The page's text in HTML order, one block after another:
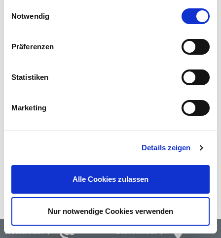
Notwendig
Präferenzen
Statistiken
Marketing
Details zeigen
Alle Cookies zulassen
Nur notwendige Cookies verwenden
funktionell, sondern können auch ein Blickfang in deinem Outfit
Bewertungen
Versandkosten
Newsletter Storefinder